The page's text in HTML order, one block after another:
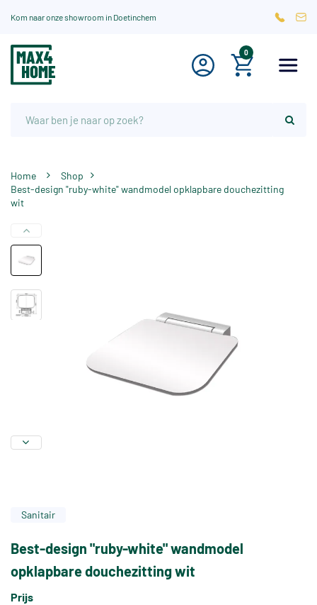
Kom naar onze showroom in Doetinchem
0
Home
Shop
Best-design "ruby-white" wandmodel opklapbare douchezitting
wit
Sanitair
Best-design "ruby-white" wandmodel
opklapbare douchezitting wit
Prijs